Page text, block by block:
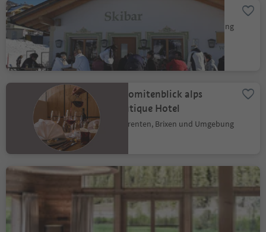
Skibar
Terenten, Brixen und Umgebung
Dolomitenblick alps
boutique Hotel
Terenten, Brixen und Umgebung
Restaurant "Eggile"
Valsegg
Vals, Mühlbach, Brixen und Umgebung